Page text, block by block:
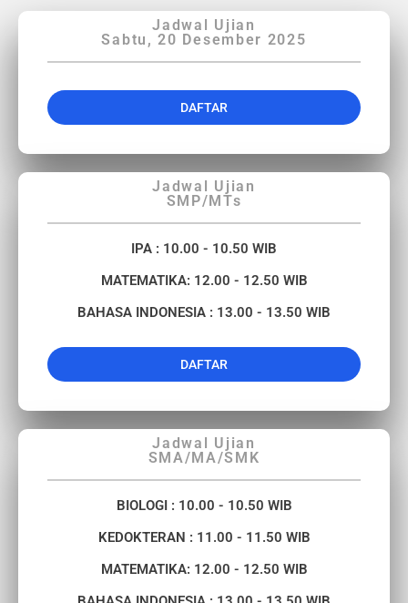
Jadwal Ujian
Sabtu, 20 Desember 2025
DAFTAR
Jadwal Ujian
SMP/MTs
IPA : 10.00 - 10.50 WIB
MATEMATIKA: 12.00 - 12.50 WIB​
BAHASA INDONESIA : 13.00 - 13.50 WIB
DAFTAR
Jadwal Ujian
SMA/MA/SMK
BIOLOGI : 10.00 - 10.50 WIB
KEDOKTERAN : 11.00 - 11.50 WIB
MATEMATIKA: 12.00 - 12.50 WIB